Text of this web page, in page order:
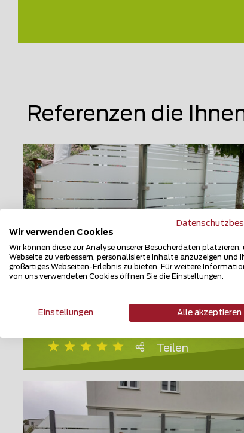
Referenzen die
Glas Sichtschutz
Teilen
Wir verwenden Cookies
Wir können diese zur Analyse unserer Besucherdaten platzieren,
Webseite zu verbessern, personalisierte Inhalte anzuzeigen und
großartiges Webseiten-Erlebnis zu bieten. Für weitere
von uns verwendeten Cookies öffnen Sie die Einstellungen.
Einstellungen Alle akzeptieren